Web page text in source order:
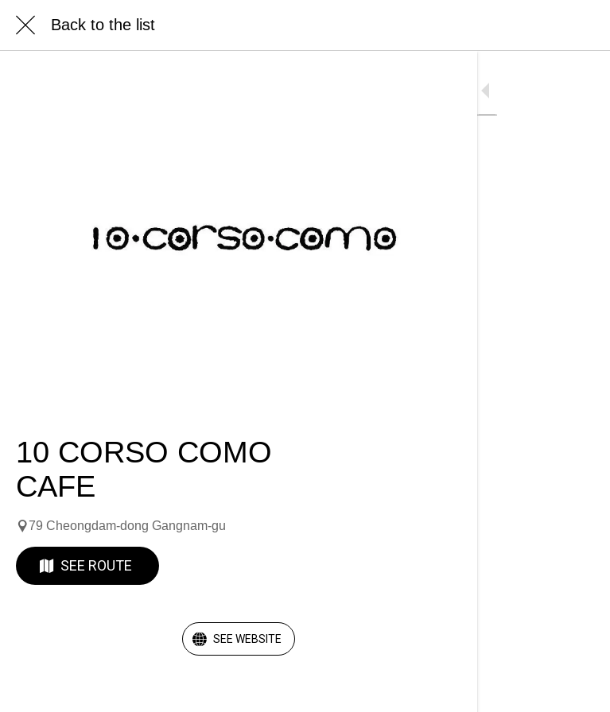
Back to the list
10 CORSO COMO
CAFE
79 Cheongdam-dong Gangnam-gu
SEE ROUTE
SEE WEBSITE